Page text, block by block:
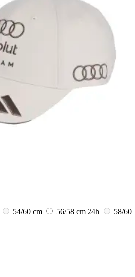
54/60 cm 56/58 cm 24h
58/60